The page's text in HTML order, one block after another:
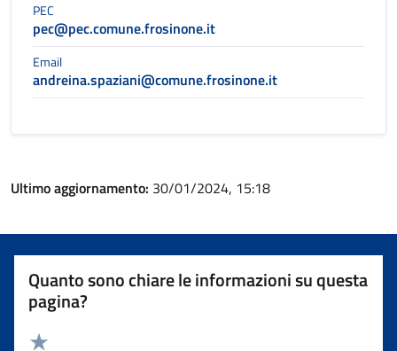
PEC
pec@pec.comune.frosinone.it
Email
andreina.spaziani@comune.frosinone.it
Ultimo aggiornamento: 30/01/2024, 15:18
Quanto sono chiare le informazioni su questa
pagina?